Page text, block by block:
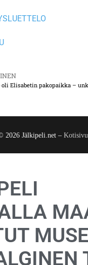
oli Elisabetin pakopaikka –
2026 Jälkipeli.net –